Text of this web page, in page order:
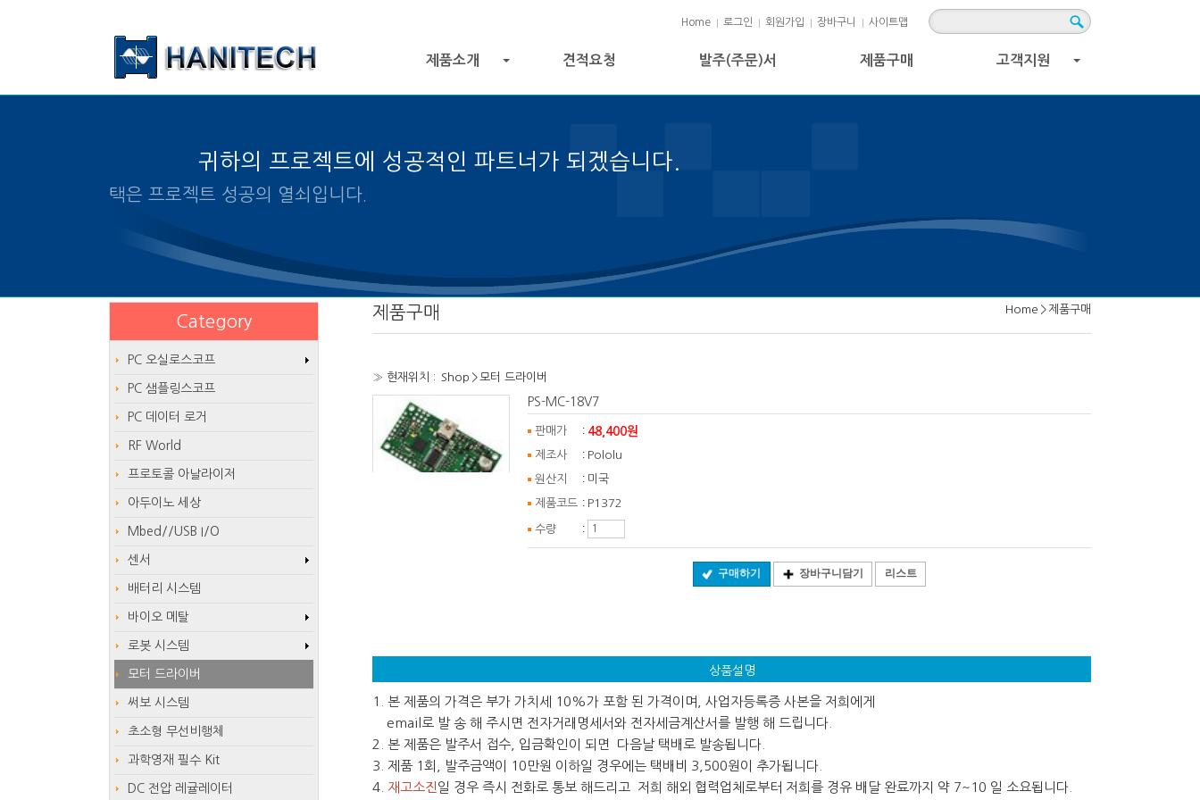
Home 로그인 회원가입 장바구니 사이트맵
제품소개 견적요청 발주(주문)서 제품구매 고객지원
귀하의 프로젝트에 성공적인 파트너가 되겠습니다.
알맞은 제품의 선택은 프로젝트 성공의 열쇠입니다.
Home > 제품구매
제품구매
» 현재위치 : Shop >모터 드라이버
PS-MC-18V7
판매가 : 48,400원
제조사 : Pololu
원산지 : 미국
제품코드 : P1372
수량 :
구매하기 장바구니담기 리스트
상품설명
1. 본 제품의 가격은 부가 가치세 10%가 포함 된 가격이며, 사업자등록증 사본을 저희에게
email로 발 송 해 주시면 전자거래명세서와 전자세금계산서를 발행 해 드립니다.
2. 본 제품은 발주서 접수, 입금확인이 되면 다음날 택배로 발송됩니다.
3. 제품 1회, 발주금액이 10만원 이하일 경우에는 택배비 3,500원이 추가됩니다.
4. 재고소진 일 경우 즉시 전화로 통보 해드리고 저희 해외 협력업체로부터 저희를 경유 배달 완료까지 약 7~10 일 소요됩니다.
Category
PC 오실로스코프
PC 샘플링스코프
PC 데이터 로거
RF World
프로토콜 아날라이저
아두이노 세상
Mbed//USB I/O
센서
배터리 시스템
바이오 메탈
로봇 시스템
모터 드라이버
써보 시스템
초소형 무선비행체
과학영재 필수 Kit
DC 전압 레귤레이터